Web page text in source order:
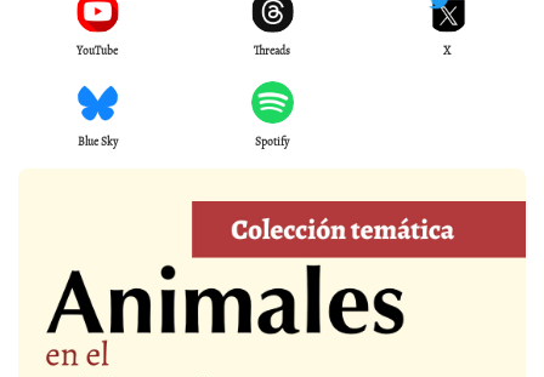
YouTube Threads X
Blue Sky Spotify